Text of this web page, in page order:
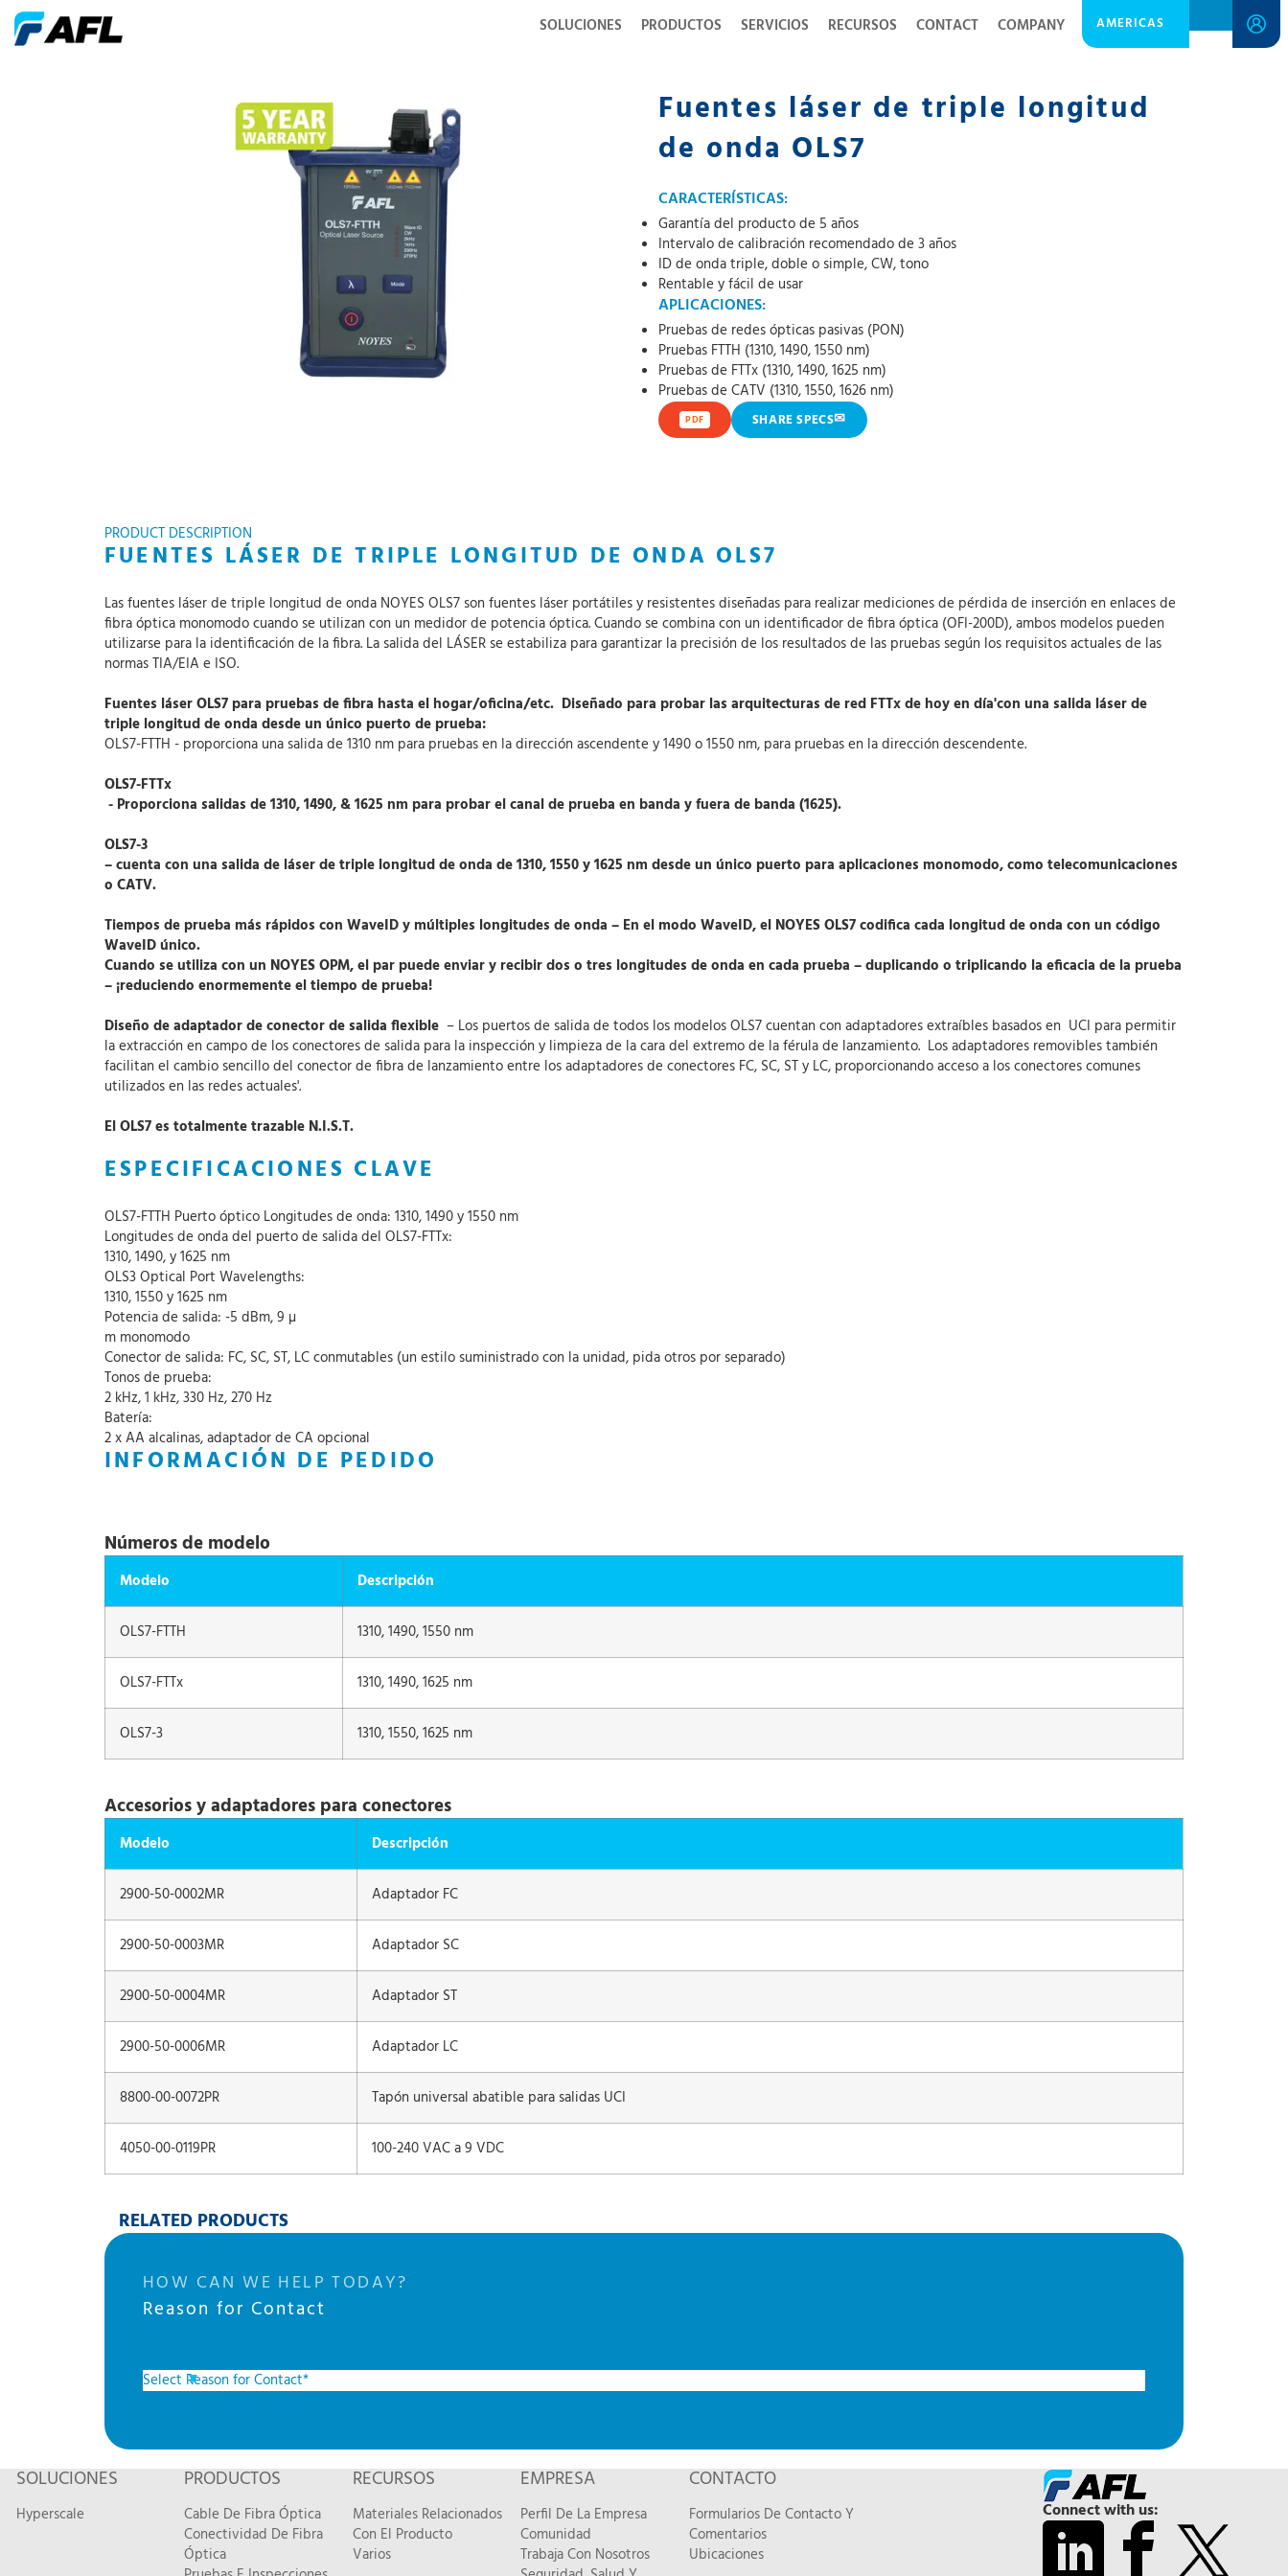
SOLUCIONES PRODUCTOS SERVICIOS RECURSOS CONTACT COMPANY AMERICAS
Fuentes láser de triple longitud
de onda OLS7
CARACTERÍSTICAS:
Garantía del producto de 5 años
Intervalo de calibración recomendado de 3 años
ID de onda triple, doble o simple, CW, tono
Rentable y fácil de usar
APLICACIONES:
Pruebas de redes ópticas pasivas (PON)
Pruebas FTTH (1310, 1490, 1550 nm)
Pruebas de FTTx (1310, 1490, 1625 nm)
Pruebas de CATV (1310, 1550, 1626 nm)
PDF SHARE SPECS✉
PRODUCT DESCRIPTION
FUENTES LÁSER DE TRIPLE LONGITUD DE ONDA OLS7
Las fuentes láser de triple longitud de onda NOYES OLS7 son fuentes láser portátiles y resistentes diseñadas para realizar mediciones de pérdida de inserción en enlaces de
fibra óptica monomodo cuando se utilizan con un medidor de potencia óptica. Cuando se combina con un identificador de fibra óptica (OFI-200D), ambos modelos pueden
utilizarse para la identificación de la fibra. La salida del LÁSER se estabiliza para garantizar la precisión de los resultados de las pruebas según los requisitos actuales de las
normas TIA/EIA e ISO.
Fuentes láser OLS7 para pruebas de fibra hasta el hogar/oficina/etc. Diseñado para probar las arquitecturas de red FTTx de hoy en día'con una salida láser de
triple longitud de onda desde un único puerto de prueba:
OLS7-FTTH - proporciona una salida de 1310 nm para pruebas en la dirección ascendente y 1490 o 1550 nm, para pruebas en la dirección descendente.
OLS7-FTTx
- Proporciona salidas de 1310, 1490, & 1625 nm para probar el canal de prueba en banda y fuera de banda (1625).
OLS7-3
– cuenta con una salida de láser de triple longitud de onda de 1310, 1550 y 1625 nm desde un único puerto para aplicaciones monomodo, como telecomunicaciones
o CATV.
Tiempos de prueba más rápidos con WaveID y múltiples longitudes de onda – En el modo WaveID, el NOYES OLS7 codifica cada longitud de onda con un código
WaveID único.
Cuando se utiliza con un NOYES OPM, el par puede enviar y recibir dos o tres longitudes de onda en cada prueba – duplicando o triplicando la eficacia de la prueba
– ¡reduciendo enormemente el tiempo de prueba!
Diseño de adaptador de conector de salida flexible – Los puertos de salida de todos los modelos OLS7 cuentan con adaptadores extraíbles basados en UCI para permitir
la extracción en campo de los conectores de salida para la inspección y limpieza de la cara del extremo de la férula de lanzamiento. Los adaptadores removibles también
facilitan el cambio sencillo del conector de fibra de lanzamiento entre los adaptadores de conectores FC, SC, ST y LC, proporcionando acceso a los conectores comunes
utilizados en las redes actuales'.
El OLS7 es totalmente trazable N.I.S.T.
ESPECIFICACIONES CLAVE
OLS7-FTTH Puerto óptico Longitudes de onda: 1310, 1490 y 1550 nm
Longitudes de onda del puerto de salida del OLS7-FTTx:
1310, 1490, y 1625 nm
OLS3 Optical Port Wavelengths:
1310, 1550 y 1625 nm
Potencia de salida: -5 dBm, 9 µ
m monomodo
Conector de salida: FC, SC, ST, LC conmutables (un estilo suministrado con la unidad, pida otros por separado)
Tonos de prueba:
2 kHz, 1 kHz, 330 Hz, 270 Hz
Batería:
2 x AA alcalinas, adaptador de CA opcional
INFORMACIÓN DE PEDIDO
Números de modelo
Modelo Descripción
OLS7-FTTH 1310, 1490, 1550 nm
OLS7-FTTx 1310, 1490, 1625 nm
OLS7-3 1310, 1550, 1625 nm
Accesorios y adaptadores para conectores
Modelo Descripción
2900-50-0002MR Adaptador FC
2900-50-0003MR Adaptador SC
2900-50-0004MR Adaptador ST
2900-50-0006MR Adaptador LC
8800-00-0072PR Tapón universal abatible para salidas UCI
4050-00-0119PR 100-240 VAC a 9 VDC
RELATED PRODUCTS
HOW CAN WE HELP TODAY?
Reason for Contact
SOLUCIONES
Hyperscale
PRODUCTOS
Cable De Fibra Óptica
Conectividad De Fibra
Óptica
RECURSOS
Materiales Relacionados
Con El Producto
Varios
EMPRESA
Perfil De La Empresa
Comunidad
Trabaja Con Nosotros
CONTACTO
Formularios De Contacto Y
Comentarios
Ubicaciones
Connect with us: